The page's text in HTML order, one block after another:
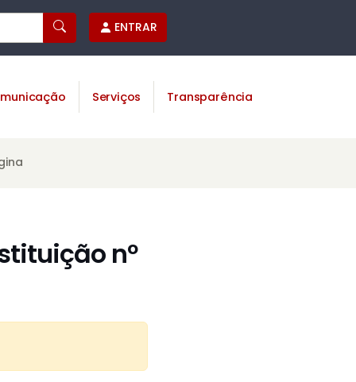
ENTRAR
Serviços Transparência
nº